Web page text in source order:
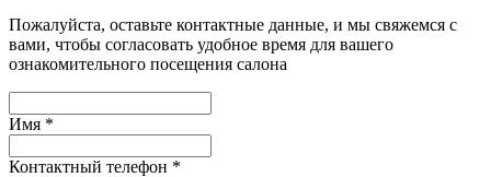
Пожалуйста, оставьте контактные данные, и мы свяжемся с
вами, чтобы согласовать удобное время для вашего
ознакомительного посещения салона
Имя *
Контактный телефон *